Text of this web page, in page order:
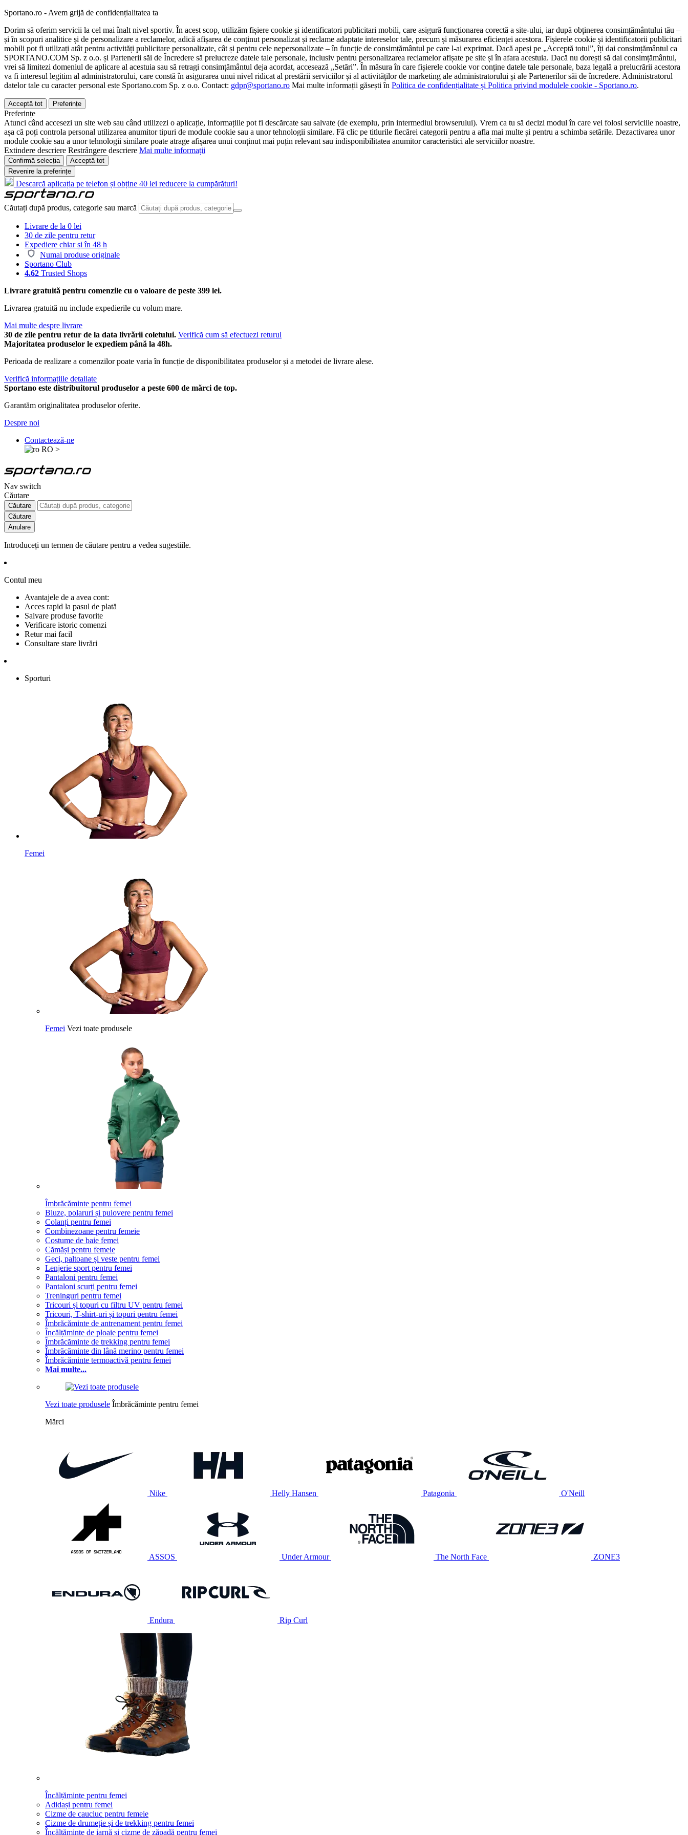
Sportano.ro - Avem grijă de confidențialitatea ta
Dorim să oferim servicii la cel mai înalt nivel sportiv. În acest scop, utilizăm fișiere cookie și identificatori publicitari mobili, care asigură funcționarea corectă a site-ului, iar după obținerea consimțământului tău –
și în scopuri analitice și de personalizare a reclamelor, adică afișarea de conținut personalizat și reclame adaptate intereselor tale, precum și măsurarea eficienței acestora. Fișierele cookie și identificatorii publicitari
mobili pot fi utilizați atât pentru activități publicitare personalizate, cât și pentru cele nepersonalizate – în funcție de consimțământul pe care l-ai exprimat. Dacă apeși pe „Acceptă totul”, îți dai consimțământul ca
SPORTANO.COM Sp. z o.o. și Partenerii săi de Încredere să prelucreze datele tale personale, inclusiv pentru personalizarea reclamelor afișate pe site și în afara acestuia. Dacă nu dorești să dai consimțământul,
vrei să limitezi domeniul de aplicare al acestuia sau să retragi consimțământul deja acordat, accesează „Setări”. În măsura în care fișierele cookie vor conține datele tale personale, baza legală a prelucrării acestora
va fi interesul legitim al administratorului, care constă în asigurarea unui nivel ridicat al prestării serviciilor și al activităților de marketing ale administratorului și ale Partenerilor săi de încredere. Administratorul
datelor tale cu caracter personal este Sportano.com Sp. z o.o. Contact: gdpr@sportano.ro Mai multe informații găsești în Politica de confidențialitate și Politica privind modulele cookie - Sportano.ro.
Acceptă tot Preferințe
Preferințe
Atunci când accesezi un site web sau când utilizezi o aplicație, informațiile pot fi descărcate sau salvate (de exemplu, prin intermediul browserului). Vrem ca tu să decizi modul în care vei folosi serviciile noastre,
așa că poți controla personal utilizarea anumitor tipuri de module cookie sau a unor tehnologii similare. Fă clic pe titlurile fiecărei categorii pentru a afla mai multe și pentru a schimba setările. Dezactivarea unor
module cookie sau a unor tehnologii similare poate atrage afișarea unui conținut mai puțin relevant sau indisponibilitatea anumitor caracteristici ale serviciilor noastre.
Extindere descriere Restrângere descriere Mai multe informații
Confirmă selecția
Acceptă tot
Revenire la preferințe
Descarcă aplicația pe telefon și obține 40 lei reducere la cumpărături!
Căutați după produs, categorie sau marcă
Livrare de la 0 lei
30 de zile pentru retur
Expediere chiar și în 48 h
Numai produse originale
Sportano Club
4.62 Trusted Shops
Livrare gratuită pentru comenzile cu o valoare de peste 399 lei.
Livrarea gratuită nu include expedierile cu volum mare.
Mai multe despre livrare
30 de zile pentru retur de la data livrării coletului. Verifică cum să efectuezi returul
Majoritatea produselor le expediem până la 48h.
Perioada de realizare a comenzilor poate varia în funcție de disponibilitatea produselor și a metodei de livrare alese.
Verifică informațiile detaliate
Sportano este distribuitorul produselor a peste 600 de mărci de top.
Garantăm originalitatea produselor oferite.
Despre noi
Contactează-ne
RO >
Nav switch
Căutare
Căutare
Căutare
Anulare
Introduceți un termen de căutare pentru a vedea sugestiile.
Contul meu
Avantajele de a avea cont:
Acces rapid la pasul de plată
Salvare produse favorite
Verificare istoric comenzi
Retur mai facil
Consultare stare livrări
Sporturi
Femei
Femei Vezi toate produsele
Îmbrăcăminte pentru femei
Bluze, polaruri și pulovere pentru femei
Colanți pentru femei
Combinezoane pentru femeie
Costume de baie femei
Cămăși pentru femeie
Geci, paltoane și veste pentru femei
Lenjerie sport pentru femei
Pantaloni pentru femei
Pantaloni scurți pentru femei
Treninguri pentru femei
Tricouri și topuri cu filtru UV pentru femei
Tricouri, T-shirt-uri și topuri pentru femei
Îmbrăcăminte de antrenament pentru femei
Încălțăminte de ploaie pentru femei
Îmbrăcăminte de trekking pentru femei
Îmbrăcăminte din lână merino pentru femei
Îmbrăcăminte termoactivă pentru femei
Mai multe...
Vezi toate produsele Îmbrăcăminte pentru femei
Mărci
Nike Helly Hansen Patagonia O'Neill
ASSOS Under Armour The North Face ZONE3
Endura Rip Curl
Încălțăminte pentru femei
Adidași pentru femei
Cizme de cauciuc pentru femeie
Cizme de drumeție și de trekking pentru femei
Încălțăminte de iarnă și cizme de zăpadă pentru femei